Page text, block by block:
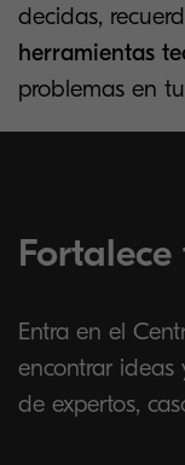
decidas,
herramientas
problemas en
Entra en el
encontrar
de expertos,